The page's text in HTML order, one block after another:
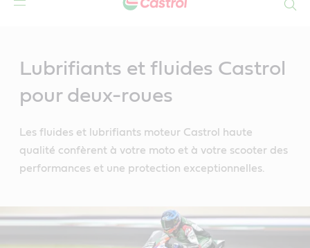
Lubrifiants et fluides Castrol
pour deux-roues
Les fluides et lubrifiants moteur Castrol haute
qualité confèrent à votre moto et à votre scooter des
performances et une protection exceptionnelles.